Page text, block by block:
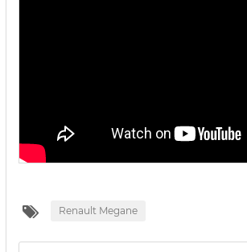
Renault Megane